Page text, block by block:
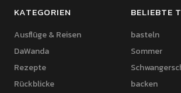
KATEGORIEN
Ausflüge & Reisen
DaWanda
Rezepte
Rückblicke
BELIEBTE
basteln
Sommer
backen